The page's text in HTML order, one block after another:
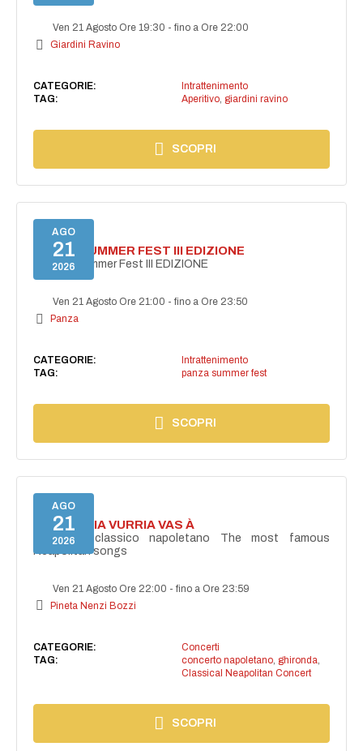
Ven 21 Agosto Ore 19:30 -fino a Ore 22:00
Giardini Ravino
CATEGORIE:
Intrattenimento
TAG:
Aperitivo, giardini ravino
SCOPRI
AGO
21
2026
PANZA SUMMER FEST III EDIZIONE
PANZA Summer Fest III EDIZIONE
Ven 21 Agosto Ore 21:00 -fino a Ore 23:50
Panza
CATEGORIE:
Intrattenimento
TAG:
panza summer fest
SCOPRI
AGO
21
2026
I'TE VURRIA VURRIA VAS À
Concerto classico napoletano The most famous
Neapolitan songs
Ven 21 Agosto Ore 22:00 -fino a Ore 23:59
Pineta Nenzi Bozzi
CATEGORIE:
Concerti
TAG:
concerto napoletano, ghironda
Classical Neapolitan Concert
SCOPRI